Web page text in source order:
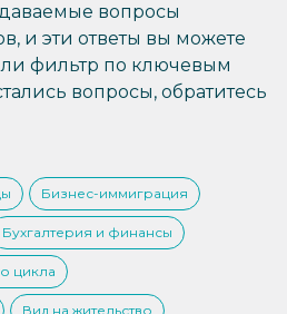
вопросы
и эти ответы вы можете
фильтр по ключевым
вопросы, обратитесь
Бизнес-иммиграция
Бухгалтерия и финансы
цикла
Вид на жительство